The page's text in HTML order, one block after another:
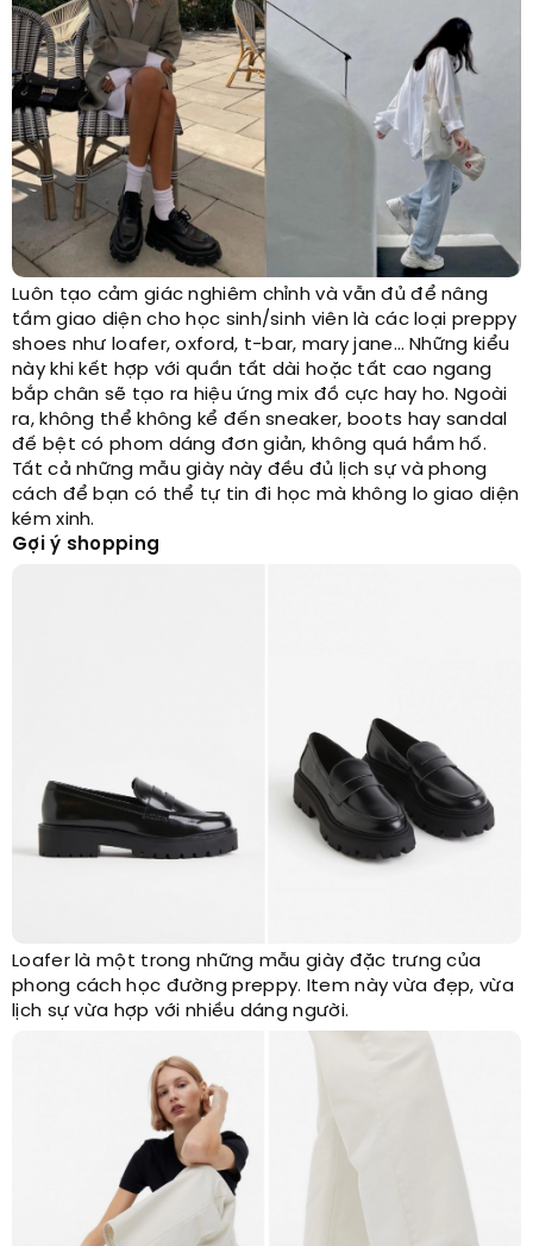
Luôn tạo cảm giác nghiêm chỉnh và vẫn đủ để nâng
tầm giao diện cho học sinh/sinh viên là các loại preppy
shoes như loafer, oxford, t-bar, mary jane… Những kiểu
này khi kết hợp với quần tất dài hoặc tất cao ngang
bắp chân sẽ tạo ra hiệu ứng mix đồ cực hay ho. Ngoài
ra, không thể không kể đến sneaker, boots hay sandal
đế bệt có phom dáng đơn giản, không quá hầm hố.
Tất cả những mẫu giày này đều đủ lịch sự và phong
cách để bạn có thể tự tin đi học mà không lo giao diện
kém xinh.
Gợi ý shopping
Loafer là một trong những mẫu giày đặc trưng của
phong cách học đường preppy. Item này vừa đẹp, vừa
lịch sự vừa hợp với nhiều dáng người.